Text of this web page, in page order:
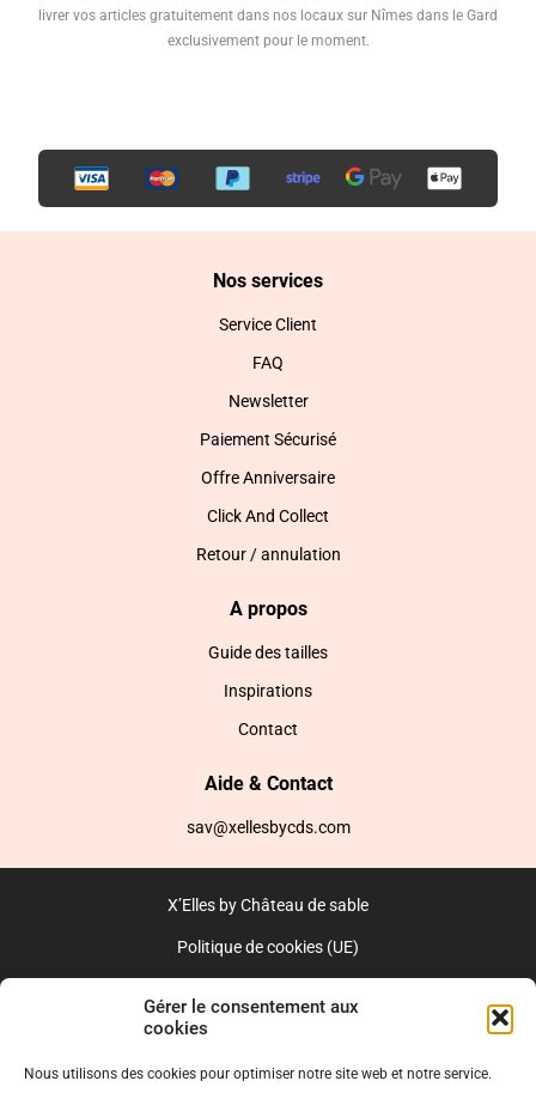
Gérer le consentement aux
cookies
Nous utilisons des cookies pour optimiser notre site web et notre service.
livrer vos articles gratuitement dans nos locaux sur Nîmes dans le Gard
exclusivement pour le moment.
Nos services
Service Client
FAQ
Newsletter
Paiement Sécurisé
Offre Anniversaire
Click And Collect
Retour / annulation
A propos
Guide des tailles
Inspirations
Contact
Aide & Contact
sav@xellesbycds.com
X’Elles by Château de sable
Politique de cookies (UE)
Réalisé par l’agence web :